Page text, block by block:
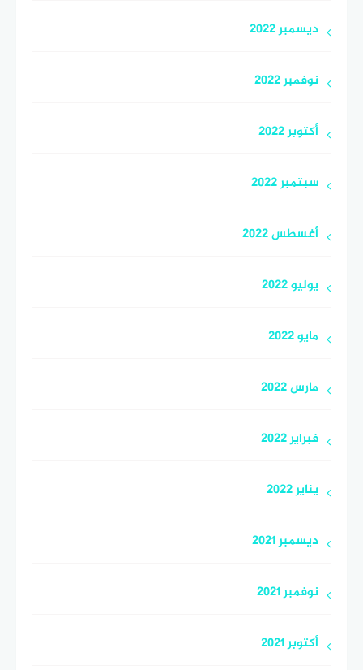
ديسمبر 2022
نوفمبر 2022
أكتوبر 2022
سبتمبر 2022
أغسطس 2022
يوليو 2022
مايو 2022
مارس 2022
فبراير 2022
يناير 2022
ديسمبر 2021
نوفمبر 2021
أكتوبر 2021